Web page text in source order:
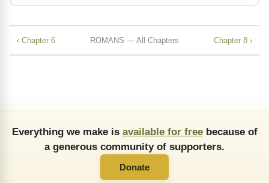
‹ Chapter 6 ROMANS — All Chapters Chapter 8 ›
Everything we make is available for freebecause of
a generous community of supporters.
Donate